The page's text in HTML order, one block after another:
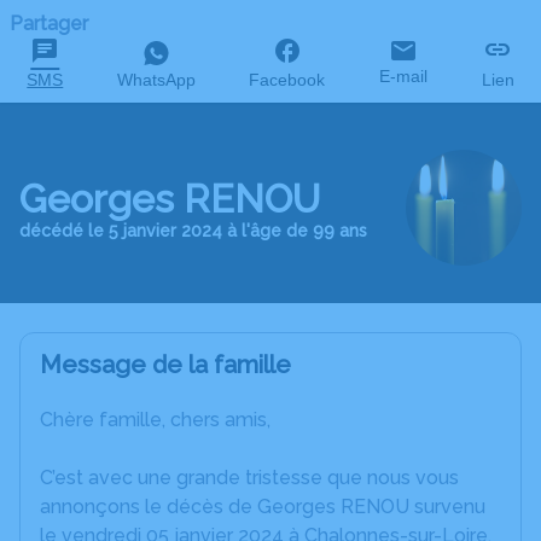
Partager
SMS WhatsApp Facebook E-mail Lien
Georges RENOU
décédé le 5 janvier 2024 à l'âge de 99 ans
Message de la famille
Chère famille, chers amis,
C’est avec une grande tristesse que nous vous
annonçons le décès de Georges RENOU survenu
le vendredi 05 janvier 2024 à Chalonnes-sur-Loire.